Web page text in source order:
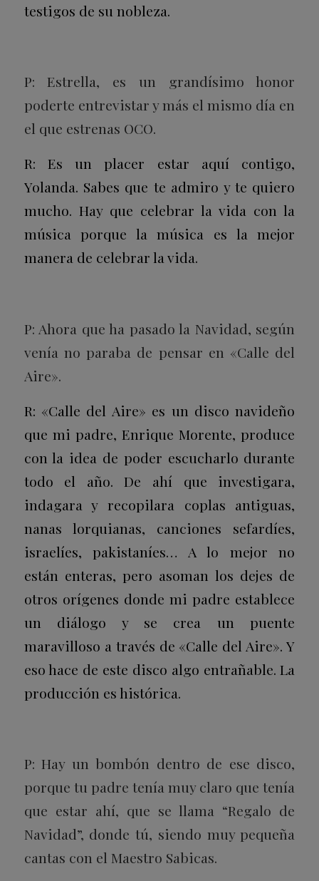
testigos de su nobleza.
P: Estrella, es un grandísimo honor
poderte entrevistar y más el mismo día en
el que estrenas OCO.
R: Es un placer estar aquí contigo,
Yolanda. Sabes que te admiro y te quiero
mucho. Hay que celebrar la vida con la
música porque la música es la mejor
manera de celebrar la vida.
P: Ahora que ha pasado la Navidad, según
venía no paraba de pensar en «Calle del
Aire».
R: «Calle del Aire» es un disco navideño
que mi padre, Enrique Morente, produce
con la idea de poder escucharlo durante
todo el año. De ahí que investigara,
indagara y recopilara coplas antiguas,
nanas lorquianas, canciones sefardíes,
israelíes, pakistaníes… A lo mejor no
están enteras, pero asoman los dejes de
otros orígenes donde mi padre establece
un diálogo y se crea un puente
maravilloso a través de «Calle del Aire». Y
eso hace de este disco algo entrañable. La
producción es histórica.
P: Hay un bombón dentro de ese disco,
porque tu padre tenía muy claro que tenía
que estar ahí, que se llama “Regalo de
Navidad”, donde tú, siendo muy pequeña
cantas con el Maestro Sabicas.